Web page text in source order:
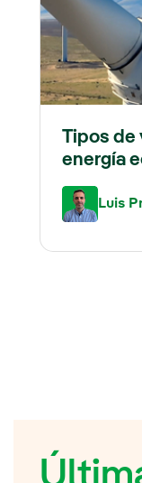
Tipos de
energía
Luis